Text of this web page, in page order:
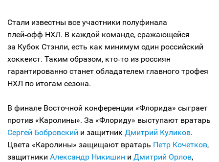
Стали известны все участники полуфинала
плей‑офф НХЛ. В каждой команде, сражающейся
за Кубок Стэнли, есть как минимум один российский
хоккеист. Таким образом, кто‑то из россиян
гарантированно станет обладателем главного трофея
НХЛ по итогам сезона.
В финале Восточной конференции «Флорида» сыграет
против «Каролины». За «Флориду» выступают вратарь
Сергей Бобровский и защитник Дмитрий Куликов.
Цвета «Каролины» защищают вратарь Петр Кочетков,
защитники Александр Никишин и Дмитрий Орлов,